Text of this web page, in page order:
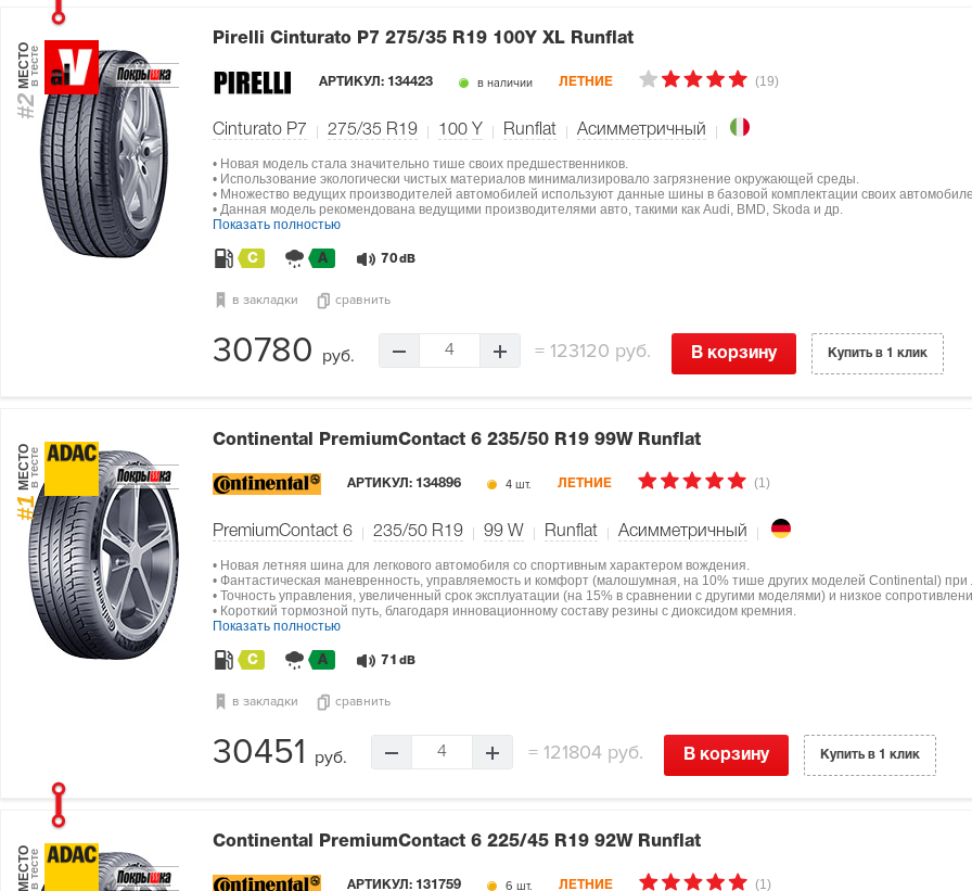
#2
МЕСТОв тесте
Pirelli Cinturato P7 275/35 R19 100Y XL Runflat
АРТИКУЛ: 134423 в наличии ЛЕТНИЕ (19)
Cinturato P7 275/35 R19 100 Y Runflat Асимметричный
• Новая модель стала значительно тише своих предшественников.
• Использование экологически чистых материалов минимализировало загрязнение окружающей среды.
• Множество ведущих производителей автомобилей используют данные шины в базовой комплектации своих
• Данная модель рекомендована ведущими производителями авто, такими как Audi, BMD, Skoda и др.
Показать полностью
C A 70 dB
в закладки сравнить
30780 руб. 4 = 123120 руб. В корзину Купить в 1 клик
#1
МЕСТОв тесте
Continental PremiumContact 6 235/50 R19 99W Runflat
АРТИКУЛ: 134896 4 шт. ЛЕТНИЕ (1)
PremiumContact 6 235/50 R19 99 W Runflat Асимметричный
• Новая летняя шина для легкового автомобиля со спортивным характером вождения.
• Фантастическая маневренность, управляемость и комфорт (малошумная, на 10% тише других моделей Continental) при
• Точность управления, увеличенный срок эксплуатации (на 15% в сравнении с другими моделями) и низкое
• Короткий тормозной путь, благодаря инновационному составу резины с диоксидом кремния.
Показать полностью
C A 71 dB
в закладки сравнить
30451 руб. 4 =121804 руб. В корзину Купить в 1 клик
МЕСТОв тесте
Continental PremiumContact 6 225/45 R19 92W Runflat
АРТИКУЛ: 131759 6 шт. ЛЕТНИЕ (1)